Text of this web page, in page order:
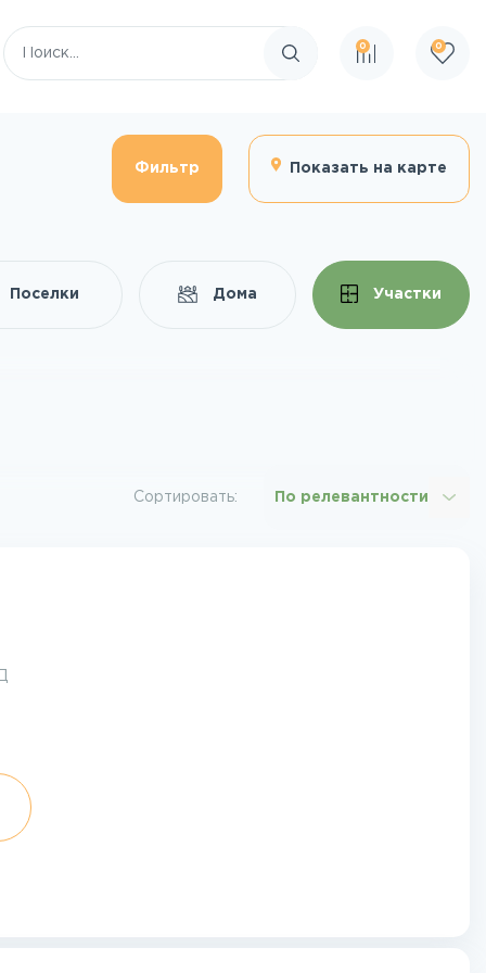
Поиск по сайту
0 0
Фильтр Показать на карте
Поселки Дома Участки
Сортировать: По релевантности